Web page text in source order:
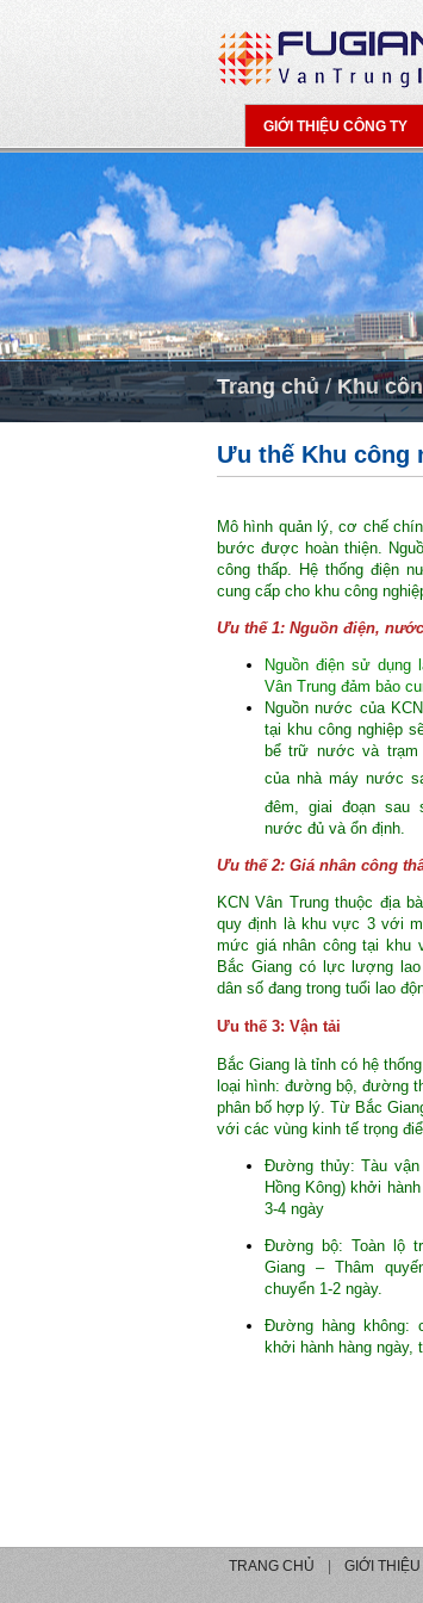
GIỚI THIỆU CÔNG TY
Trang chủ / Khu
Ưu thế Khu công
Mô hình quản lý, cơ chế
bước được hoàn thiện.
công thấp. Hệ thống điện
cung cấp cho khu công
Ưu thế 1: Nguồn điện,
Nguồn điện sử dụng
Vân Trung đảm bảo
Nguồn nước của
tại khu công nghiệp
bể trữ nước và
của nhà máy nước
đêm, giai đoạn sau
nước đủ và ổn định.
Ưu thế 2: Giá nhân công
KCN Vân Trung thuộc địa
quy định là khu vực 3 với
mức giá nhân công tại khu
Bắc Giang có lực lượng
dân số đang trong tuổi lao
Ưu thế 3: Vận tải
Bắc Giang là tỉnh có hệ
loại hình: đường bộ, đường
phân bố hợp lý. Từ Bắc
với các vùng kinh tế trọng
Đường thủy: Tàu vận
Hồng Kông) khởi
3-4 ngày
Đường bộ: Toàn lộ
Giang – Thâm
chuyển 1-2 ngày.
Đường hàng không:
khởi hành hàng ngày,
TRANG CHỦ GIỚI